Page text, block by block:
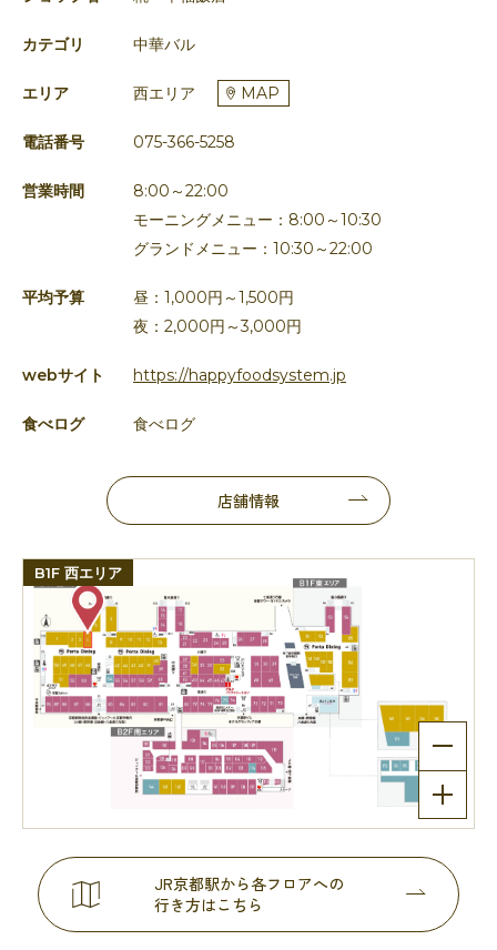
カテゴリ 中華バル
エリア 西エリア MAP
電話番号 075-366-5258
営業時間
8:00～22:00
モーニングメニュー：8:00～10:30
グランドメニュー：10:30～22:00
平均予算
昼：1,000円～1,500円
夜：2,000円～3,000円
webサイト https://happyfoodsystem.jp
食べログ 食べログ
店舗情報
B1F 西エリア
JR京都駅から各フロアへの
行き方はこちら